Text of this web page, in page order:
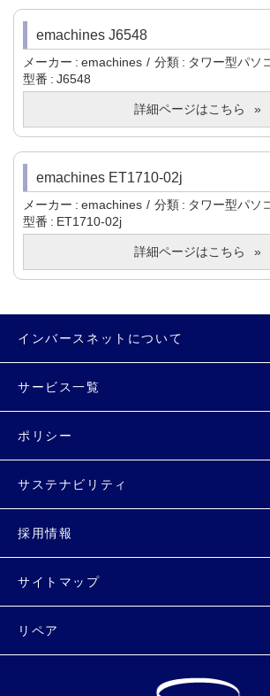
emachines J6548
メーカー emachines 分類
タワー型パソ
型番
J6548
詳細ページはこちら
emachines ET1710-02j
メーカー emachines 分類
タワー型パソ
型番
ET1710-02j
詳細ページはこちら
インバースネットについて
サービス一覧
ポリシー
サステナビリティ
採用情報
サイトマップ
リペア